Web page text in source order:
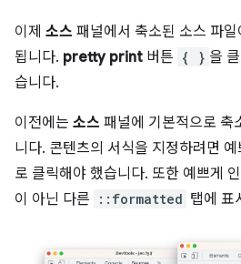
이제 소스 패널에서 축소된 소스 파
됩니다. pretty print 버튼 { } 을
습니다.
이전에는 소스 패널에 기본적으로 축
니다. 콘텐츠의 서식을 지정하려면
로 클릭해야 했습니다. 또한 예쁘게
이 아닌 다른
::formatted 탭에 표